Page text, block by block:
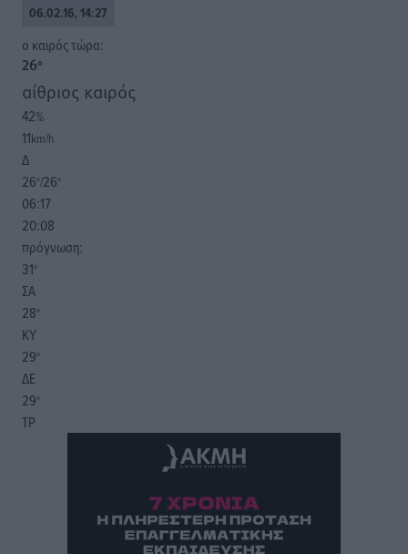
06.02.16, 14:27
o καιρός τώρα:
26°
αίθριος καιρός
42%
11km/h
Δ
26°/26°
06:17
20:08
πρόγνωση:
31°
ΣΑ
28°
ΚΥ
29°
ΔΕ
29°
ΤΡ